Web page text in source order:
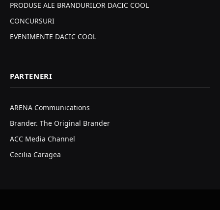
PRODUSE ALE BRANDURILOR DACIC COOL
CONCURSURI
EVENIMENTE DACIC COOL
PARTENERI
ARENA Communications
Brander. The Original Brander
ACC Media Channel
Cecilia Caragea